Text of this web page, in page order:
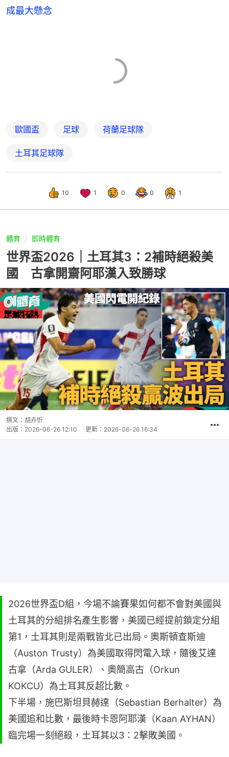
成最大懸念
歐國盃 足球 荷蘭足球隊
土耳其足球隊
10 1 0 0 1
體育 即時體育
世界盃2026｜土耳其3：2補時絕殺美
國 古拿開齋阿耶漢入致勝球
撰文： 胡卉忻
出版： 2026-06-26 12:10 更新： 2026-06-26 16:34
2026世界盃D組，今場不論賽果如何都不會對美國與
土耳其的分組排名產生影響，美國已經提前鎖定分組
第1，土耳其則是兩戰皆北已出局。奧斯頓查斯迪
（Auston Trusty）為美國取得閃電入球，隨後艾達
古拿（Arda GULER）、奧簡高古（Orkun
KOKCU）為土耳其反超比數。
下半場，施巴斯坦貝赫達（Sebastian Berhalter）為
美國追和比數，最後時卡恩阿耶漢（Kaan AYHAN）
臨完場一刻絕殺，土耳其以3：2擊敗美國。